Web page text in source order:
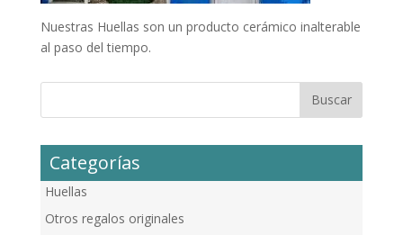
Nuestras Huellas son un producto cerámico inalterable
al paso del tiempo.
Categorías
Huellas
Otros regalos originales